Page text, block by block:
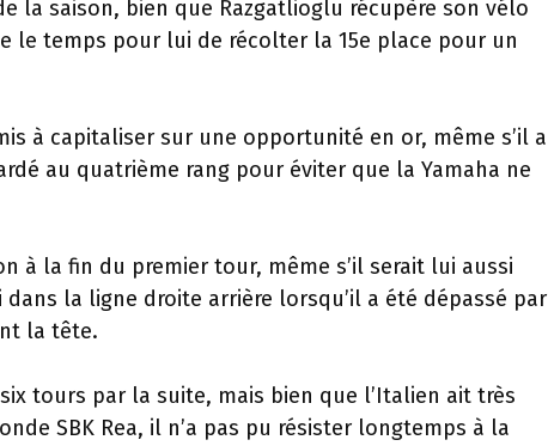
la saison, bien que Razgatlioglu récupère son vélo
le temps pour lui de récolter la 15e place pour un
à capitaliser sur une opportunité en or, même s’il a
au quatrième rang pour éviter que la Yamaha ne
à la fin du premier tour, même s’il serait lui aussi
la ligne droite arrière lorsqu’il a été dépassé par
la tête.
tours par la suite, mais bien que l’Italien ait très
SBK Rea, il n’a pas pu résister longtemps à la